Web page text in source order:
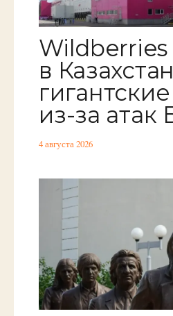
Wildberries
в
из-за
4 августа 2026